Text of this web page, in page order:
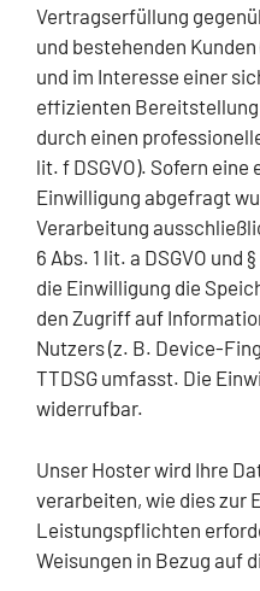
Vertragserfüllung
und bestehenden Kunden
und im Interesse einer
effizienten
durch einen
lit. f DSGVO). Sofern
Einwilligung abgefragt
Verarbeitung
6 Abs. 1 lit. a DSGVO und
die Einwilligung die
den Zugriff auf
Nutzers (z. B. Device-
TTDSG umfasst. Die
widerrufbar.
Unser Hoster wird Ihre
verarbeiten, wie dies zur
Leistungspflichten
Weisungen in Bezug auf